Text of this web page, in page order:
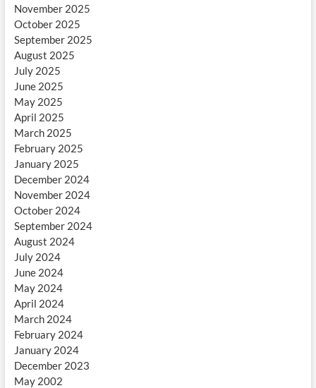
November 2025
October 2025
September 2025
August 2025
July 2025
June 2025
May 2025
April 2025
March 2025
February 2025
January 2025
December 2024
November 2024
October 2024
September 2024
August 2024
July 2024
June 2024
May 2024
April 2024
March 2024
February 2024
January 2024
December 2023
May 2002